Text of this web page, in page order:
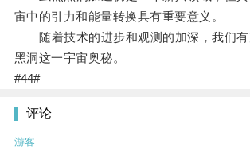
宙中的引力和能量转换具有重要意义。
随着技术的进步和观测的加深，我们有
黑洞这一宇宙奥秘。
#44#
评论
游客